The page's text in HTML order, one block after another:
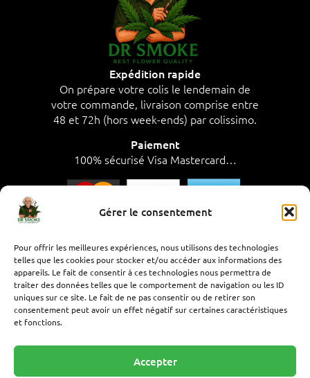
Gérer le consentement
Pour offrir les meilleures expériences, nous utilisons des technologies
telles que les cookies pour stocker et/ou accéder aux informations des
appareils. Le fait de consentir à ces technologies nous permettra de
traiter des données telles que le comportement de navigation ou les ID
uniques sur ce site. Le fait de ne pas consentir ou de retirer son
consentement peut avoir un effet négatif sur certaines caractéristiques
et fonctions.
Accepter
Expédition rapide
On prépare votre colis le lendemain de
votre commande, livraison comprise entre
48 et 72h (hors week-ends) par colissimo.
Paiement
100% sécurisé Visa Mastercard…
SAV à votre écoute, par téléphone de 8h à
17h,
du lundi au vendredi..
Besoin d’aide ? Contactez-nous :
– Par email contact@drsmoke.fr